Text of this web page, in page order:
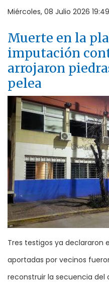
Miércoles, 08 Julio 2026 19:49
Muerte en la
imputación
arrojaron
pelea
Tres testigos ya declararon
aportadas por vecinos
reconstruir la secuencia del